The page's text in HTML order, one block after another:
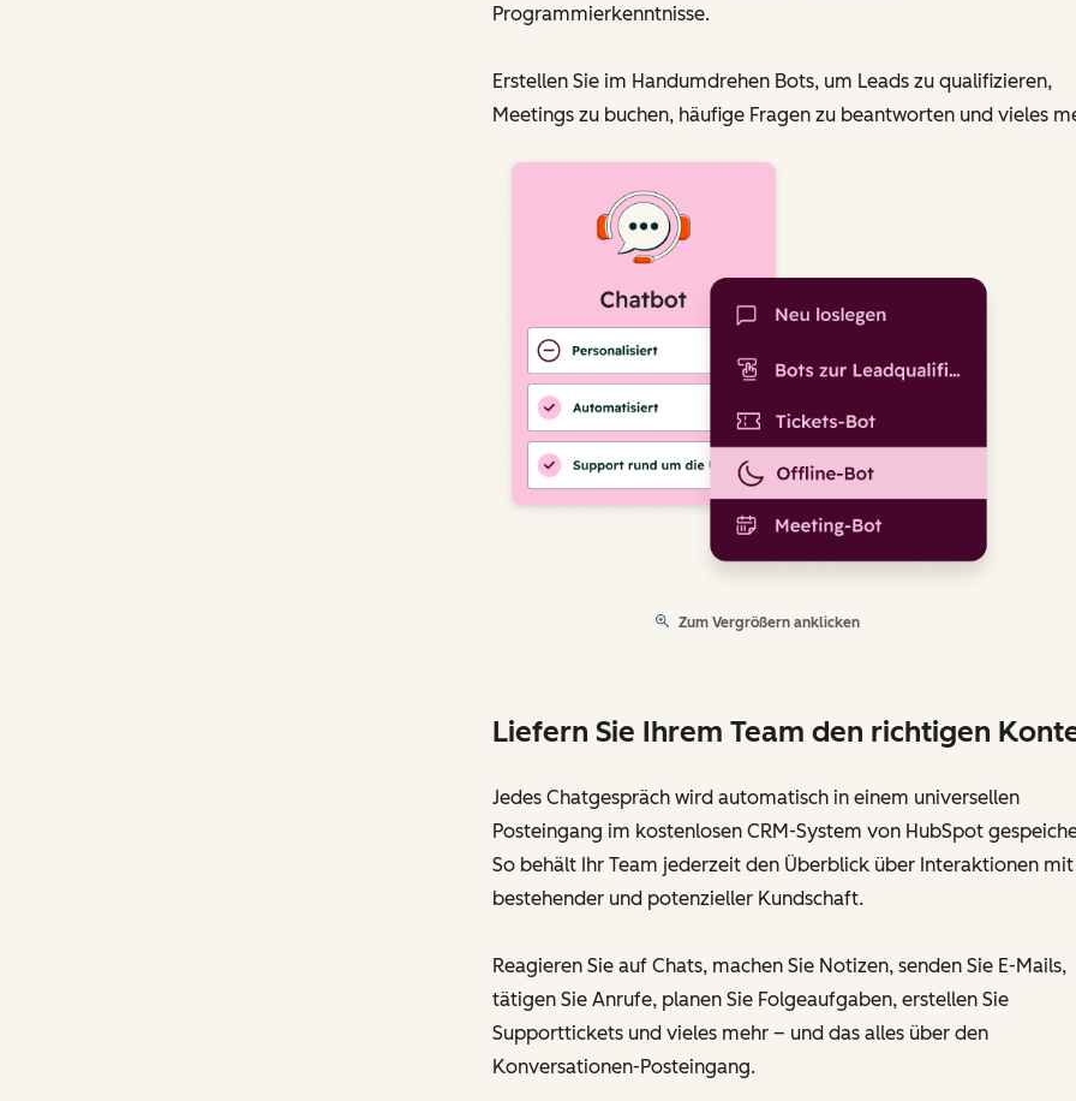
Programmierkenntnisse.
Erstellen Sie im Handumdrehen Bots, um Leads zu qualifizieren,
Meetings zu buchen, häufige Fragen zu beantworten und vieles
Zum Vergrößern anklicken
Liefern Sie Ihrem Team den richtigen
Jedes Chatgespräch wird automatisch in einem universellen
Posteingang im kostenlosen CRM-System von HubSpot
So behält Ihr Team jederzeit den Überblick über Interaktionen mit
bestehender und potenzieller Kundschaft.
Reagieren Sie auf Chats, machen Sie Notizen, senden Sie E-Mails,
tätigen Sie Anrufe, planen Sie Folgeaufgaben, erstellen Sie
Supporttickets und vieles mehr – und das alles über den
Konversationen-Posteingang.